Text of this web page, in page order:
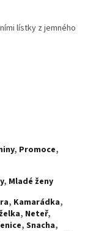
lístky z jemného
, Promoce,
, Mladé ženy
, Kamarádka,
, Neteř,
, Snacha,